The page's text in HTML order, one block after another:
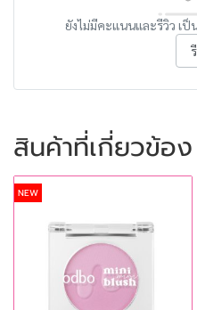
ยังไม่มีคะแนนและรีวิว เ
สินค้าที่เกี่ยวข้อง
NEW